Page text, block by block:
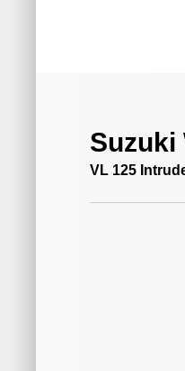
Suzuki
VL 125